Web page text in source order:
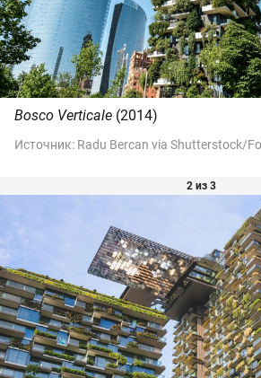
Bosco Verticale (2014)
Источник: Radu Bercan via Shutterstock/
2 из 3